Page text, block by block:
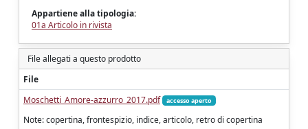
Appartiene alla tipologia:
01a Articolo in rivista
File allegati a questo prodotto
File
Moschetti_Amore-azzurro_2017.pdf
accesso aperto
Note: copertina, frontespizio, indice, articolo, retro di copertina